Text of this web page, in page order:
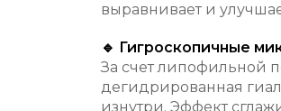
выравнивает и
🔹 Гигроскопичные
За счет липофильной
дегидрированная
изнутри. Эффект